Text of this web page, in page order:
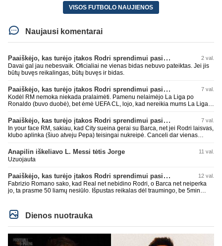
VISOS FUTBOLO NAUJIENOS
Naujausi komentarai
Paaiškėjo, kas turėjo įtakos Rodri sprendimui pasirinkti Barselonos pusę 2 val.
Davai gal jau nebesvaik. Oficialiai ne vienas bidas nebuvo pateiktas. Jei jis
būtų buvęs reikalingas, būtų buvęs ir bidas.
Paaiškėjo, kas turėjo įtakos Rodri sprendimui pasirinkti Barselonos pusę 7 val.
Kodėl RM nemoka niekada pralaimėti. Pamenu nelaimėjo La Liga po
Ronaldo (buvo duobė), bet ėmė UEFA CL, lojo, kad nereikia mums La Liga,
laimėti La Liga. Dabar vėl gavo nuo Barcos ir Rodri ateina ne pas juos, vėl
nereikia mums jo, senas ir t.t. Gal davai vyriškai priimkit tuos pralaimėjimus
be kvailų nereikia, nenorim ir t.t.
Paaiškėjo, kas turėjo įtakos Rodri sprendimui pasirinkti Barselonos pusę 7 val.
In your face RM, sakiau, kad City sueina gerai su Barca, net jei Rodri laisvas,
klubo aplinka (šiuo atveju Pepa) teisingai nukreipė. Canceli dar vienas
Super
Anapilin iškeliavo L. Messi tėtis Jorge 11 val.
Uzuojauta
Paaiškėjo, kas turėjo įtakos Rodri sprendimui pasirinkti Barselonos pusę 12 val.
Fabrizio Romano sako, kad Real net nebidino Rodri, o Barca net neiperka
jo, ta prasme 50 liamų nesiūlo. Išpustas reikalas dėl traumingo, be 5min
Dienos nuotrauka